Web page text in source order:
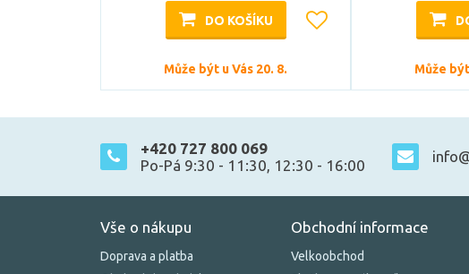
DO KOŠÍKU
Může být u Vás 20. 8. Může
+420 727 800 069
Po-Pá 9:30 - 11:30, 12:30 - 16:00
Vše o nákupu
Doprava a platba
Obchodní informace
Velkoobchod